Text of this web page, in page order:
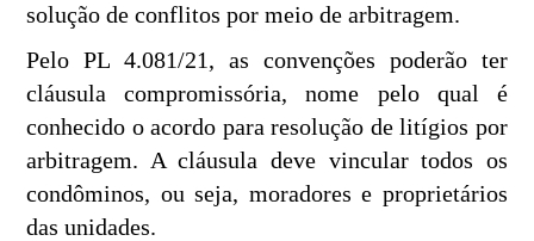
solução de conflitos por meio de arbitragem.
Pelo PL 4.081/21, as convenções poderão ter
cláusula compromissória, nome pelo qual é
conhecido o acordo para resolução de litígios por
arbitragem. A cláusula deve vincular todos os
condôminos, ou seja, moradores e proprietários
das unidades.